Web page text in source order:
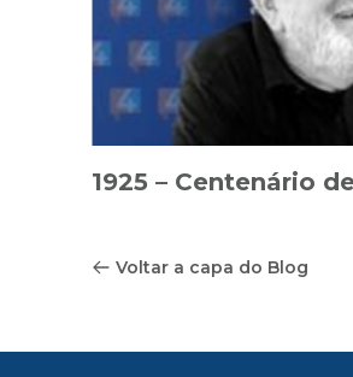
1925 – Centenário
Voltar a capa do Blog